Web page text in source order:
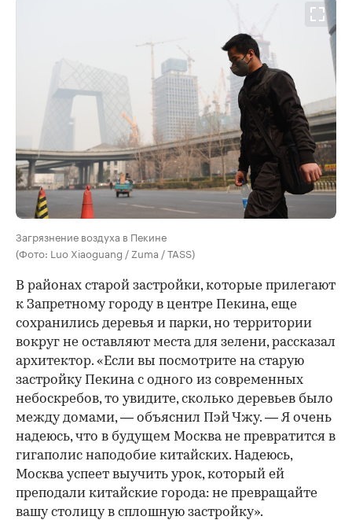
Загрязнение воздуха в Пекине
(Фото: Luo Xiaoguang / Zuma / TASS)
В районах старой застройки, которые прилегают
к Запретному городу в центре Пекина, еще
сохранились деревья и парки, но территории
вокруг не оставляют места для зелени, рассказал
архитектор. «Если вы посмотрите на старую
застройку Пекина с одного из современных
небоскребов, то увидите, сколько деревьев было
между домами, — объяснил Пэй Чжу. — Я очень
надеюсь, что в будущем Москва не превратится в
гигаполис наподобие китайских. Надеюсь,
Москва успеет выучить урок, который ей
преподали китайские города: не превращайте
вашу столицу в сплошную застройку».